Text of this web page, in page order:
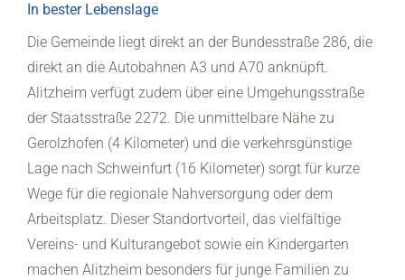
In bester Lebenslage
Die Gemeinde liegt direkt an der Bundesstraße 286, die
direkt an die Autobahnen A3 und A70 anknüpft.
Alitzheim verfügt zudem über eine Umgehungsstraße
der Staatsstraße 2272. Die unmittelbare Nähe zu
Gerolzhofen (4 Kilometer) und die verkehrsgünstige
Lage nach Schweinfurt (16 Kilometer) sorgt für kurze
Wege für die regionale Nahversorgung oder dem
Arbeitsplatz. Dieser Standortvorteil, das vielfältige
Vereins- und Kulturangebot sowie ein Kindergarten
machen Alitzheim besonders für junge Familien zu